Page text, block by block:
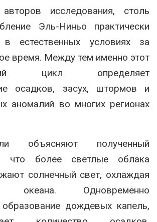
исследования, столь
Эль-Ниньо практически
естественных условиях за
время. Между тем именно этот
цикл определяет
осадков, засух, штормов и
аномалий во многих регионах
объясняют полученный
что более светлые облака
солнечный свет, охлаждая
океана. Одновременно
дождевых капель,